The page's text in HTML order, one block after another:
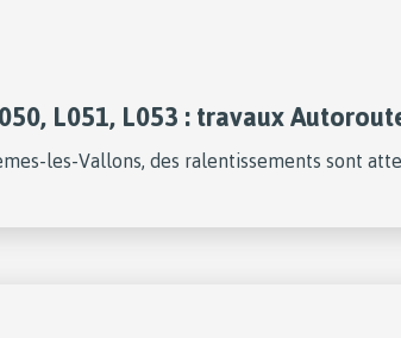
L051, L053 : travaux
les-Vallons, des ralentissements sont